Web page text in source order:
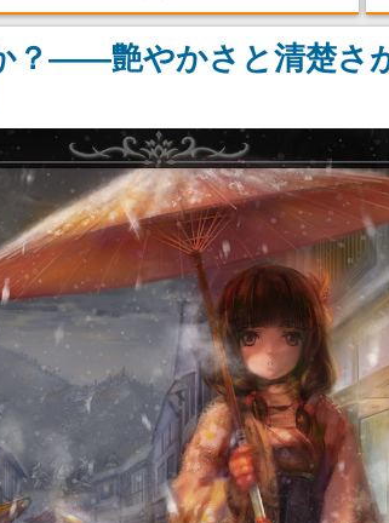
？――艶やかさと清楚さ